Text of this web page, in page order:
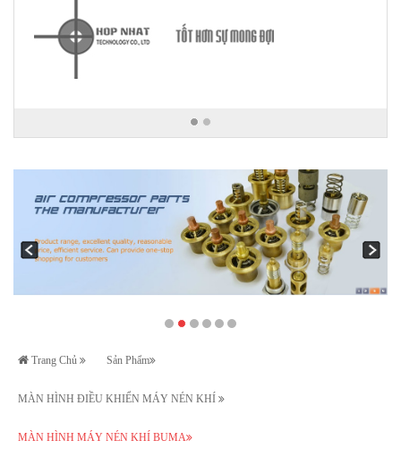
Trang Chủ Sản Phẩm
MÀN HÌNH ĐIỀU KHIỂN MÁY NÉN KHÍ
MÀN HÌNH MÁY NÉN KHÍ BUMA